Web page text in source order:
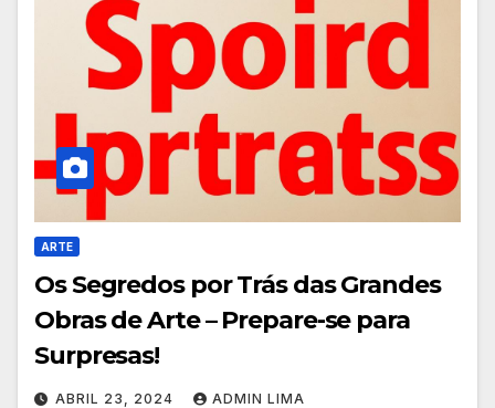
ARTE
Os Segredos por Trás das Grandes
Obras de Arte – Prepare-se para
Surpresas!
ABRIL 23, 2024 ADMIN LIMA